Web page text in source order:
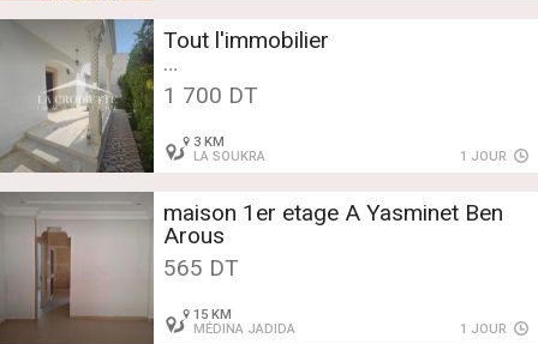
Tout l'immobilier
Location - Maisons et Villas -
Soukra
Villa S+4 à La Soukra MVL1005
1 700 DT
3 KM
LA SOUKRA
1 JOUR
maison 1er etage A Yasminet Ben
Arous
565 DT
15 KM
MÉDINA JADIDA
1 JOUR